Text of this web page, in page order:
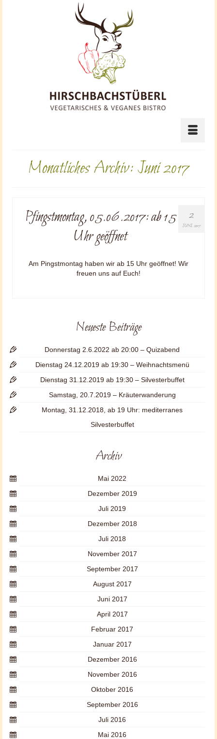
Monatliches Archiv: Juni 2017
2
JUNI 2017
Pfingstmontag, 05.06.2017: ab 15
Uhr geöffnet
Am Pingstmontag haben wir ab 15 Uhr geöffnet! Wir
freuen uns auf Euch!
Neueste Beiträge
Donnerstag 2.6.2022 ab 20:00 – Quizabend
Dienstag 24.12.2019 ab 19:30 – Weihnachtsmenü
Dienstag 31.12.2019 ab 19:30 – Silvesterbuffet
Samstag, 20.7.2019 – Kräuterwanderung
Montag, 31.12.2018, ab 19 Uhr: mediterranes
Silvesterbuffet
Archiv
Mai 2022
Dezember 2019
Juli 2019
Dezember 2018
Juli 2018
November 2017
September 2017
August 2017
Juni 2017
April 2017
Februar 2017
Januar 2017
Dezember 2016
November 2016
Oktober 2016
September 2016
Juli 2016
Mai 2016